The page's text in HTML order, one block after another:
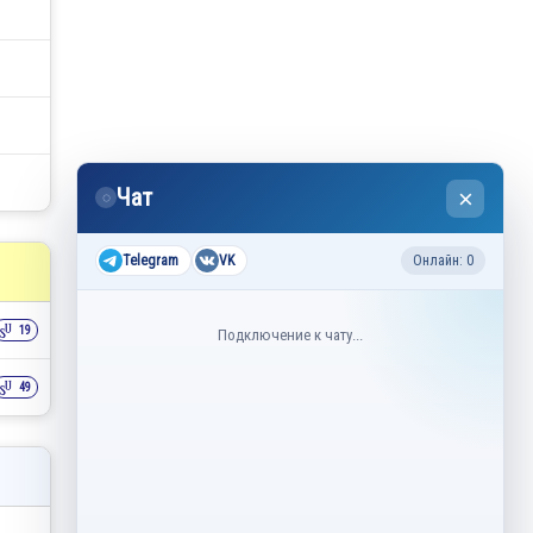
19
49
×
◌ Чат
Telegram VK Онлайн: 0
Подключение к чату...